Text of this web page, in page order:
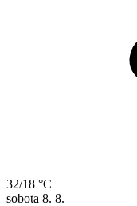
32/18 °C
sobota 8. 8.